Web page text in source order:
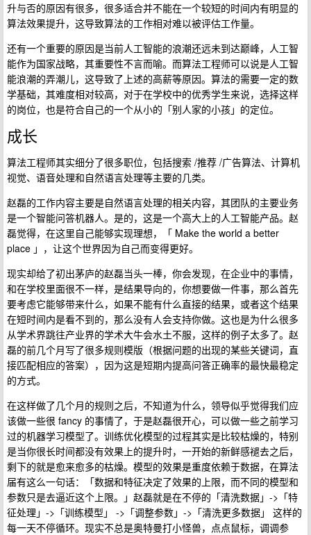
升与否的原因有很多，很多适合并不能在一个较短的时间内有明显的
算法效果提升，这导致算法的工作相对难以被评估工作量。
还有一个重要的原因是当前人工智能的浪潮还远未到达巅峰，人工智
能作为国家战略，其重要性不言而喻。而算法工程师可以说是人工智
能浪潮的弄潮儿，这导致了上述的高薪等原因。算法的需要一定的数
学基础，其难度相对较高，对于在学校中的优秀学生来说，选择这样
的岗位，也是符合自己的一个从小的「别人家的小孩」的定位。
成长
算法工程师其实细分了很多职位，包括搜索 /推荐 /广告算法、计算机
视觉、语音处理和自然语言处理等主要的几类。
赵磊的工作内容主要是自然语言处理的相关内容，其团队的主要业务
是一个智能问答机器人。是的，这是一个高大上的人工智能产品。赵
磊觉得，在这里自己能够实现理想，「 Make the world a better
place 」，让这个世界因为自己而变得更好。
现实却给了初出茅庐的赵磊当头一棒，你会发现，在企业中的事情，
和在学校里面很不一样，是结果导向的，你想要做一件事，那么首先
要考虑它能够带来什么，如果不能有什么直接的结果，或者这个结果
在短时间内是看不到的，那么没有人会支持你做。这也是为什么很多
从学术界跳往产业界的学术大牛会水土不服，这样的例子太多了。赵
磊的前几个月写了很多规则模版（根据问题的出现的某些关键词，直
接匹配相应的答案），因为这是短期内提高问答正确率的最快最稳定
的方式。
在这样做了几个月的规则之后，不知道为什么，领导似乎觉得我们应
该做一些很 fancy 的事情了，于是赵磊很开心，可以做一些之前学习
过的机器学习模型了。训练优化模型的过程其实是比较枯燥的，特别
是当你很长时间都没有效果上的提升时，一开始的新鲜感褪去之后，
剩下的就是愈来愈多的枯燥。模型的效果是重度依赖于数据，在算法
届有这么一句话：「数据和特征决定了效果的上限，而不同的模型和
参数只是去逼近这个上限。」赵磊就是在不停的「清洗数据」->「特
征处理」->「训练模型」 ->「调整参数」->「清洗更多数据」 这样的
每一天不停循环。现实不总是奥特曼打小怪兽，点点鼠标，调调参